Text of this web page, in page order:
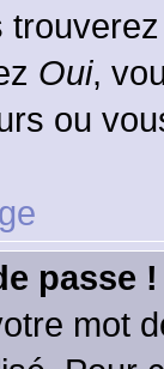
Oui,
ou
passe !
mot